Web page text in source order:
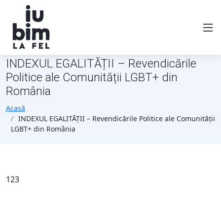
INDEXUL EGALITĂȚII – Revendicările
Politice ale Comunității LGBT+ din
România
Acasă
INDEXUL EGALITĂȚII – Revendicările Politice ale Comunității
LGBT+ din România
123